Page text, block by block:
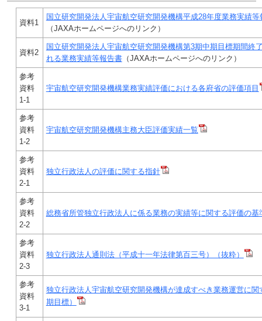
資料1
国立研究開発法人宇宙航空研究開発機構平成28年度業務実績等
（JAXAホームページへのリンク）
資料2
国立研究開発法人宇宙航空研究開発機構第3期中期目標期間終
れる業務実績等報告書（JAXAホームページへのリンク）
参考
資料
1-1
宇宙航空研究開発機構業務実績評価における各府省の評価項目
参考
資料
1-2
宇宙航空研究開発機構主務大臣評価実績一覧
参考
資料
2-1
独立行政法人の評価に関する指針
参考
資料
2-2
総務省所管独立行政法人に係る業務の実績等に関する評価の基
参考
資料
2-3
独立行政法人通則法（平成十一年法律第百三号）（抜粋）
参考
資料
3-1
独立行政法人宇宙航空研究開発機構が達成すべき業務運営に関
期目標）